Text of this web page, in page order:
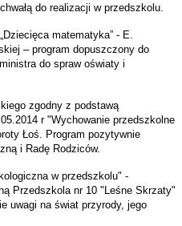
do realizacji w przedszkolu.
matematyka” - E.
– program dopuszczony do
do spraw oświaty i
zgodny z podstawą
r "Wychowanie przedszkolne
Łoś. Program pozytywnie
i Radę Rodziców.
w przedszkolu" -
Przedszkola nr 10 "Leśne Skrzaty"
uwagi na świat przyrody, jego